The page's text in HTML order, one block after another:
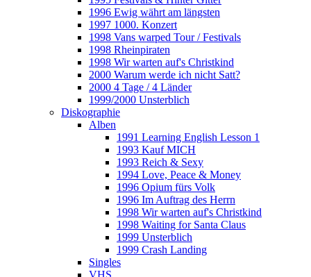
1996 Ewig währt am längsten
1997 1000. Konzert
1998 Vans warped Tour / Festivals
1998 Rheinpiraten
1998 Wir warten auf's Christkind
2000 Warum werde ich nicht Satt?
2000 4 Tage / 4 Länder
1999/2000 Unsterblich
Diskographie
Alben
1991 Learning English Lesson 1
1993 Kauf MICH
1993 Reich & Sexy
1994 Love, Peace & Money
1996 Opium fürs Volk
1996 Im Auftrag des Herrn
1998 Wir warten auf's Christkind
1998 Waiting for Santa Claus
1999 Unsterblich
1999 Crash Landing
Singles
VHS